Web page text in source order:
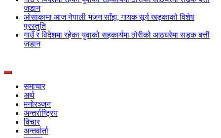
जडान
ओसाकामा आज नेपाली भजन साँझ, गायक सूर्य खड्काको विशेष
प्रस्तुति
गाउँ र विदेशमा रहेका युवाको सहकार्यमा ठोरीको आठघरेमा सडक बत्ती
जडान
Deepshree Online
News Portal from Nepal
समाचार
अर्थ
मनोरञ्जन
अन्तर्राष्ट्रिय
विचार
अन्तर्वार्ता